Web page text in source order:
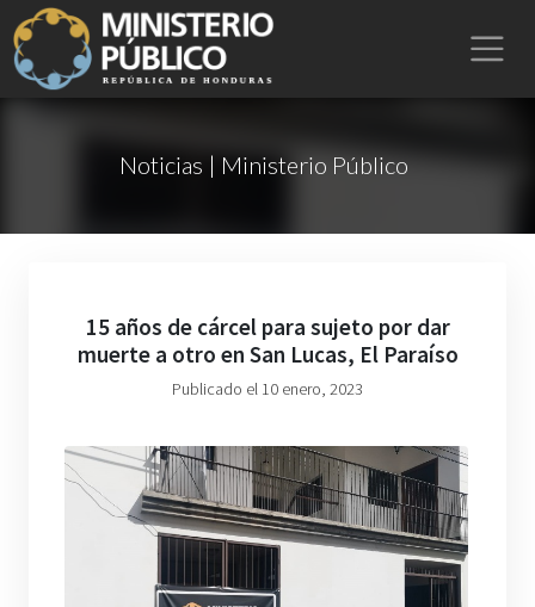
Noticias | Ministerio Público
15 años de cárcel para sujeto por dar
muerte a otro en San Lucas, El Paraíso
Publicado el 10 enero, 2023